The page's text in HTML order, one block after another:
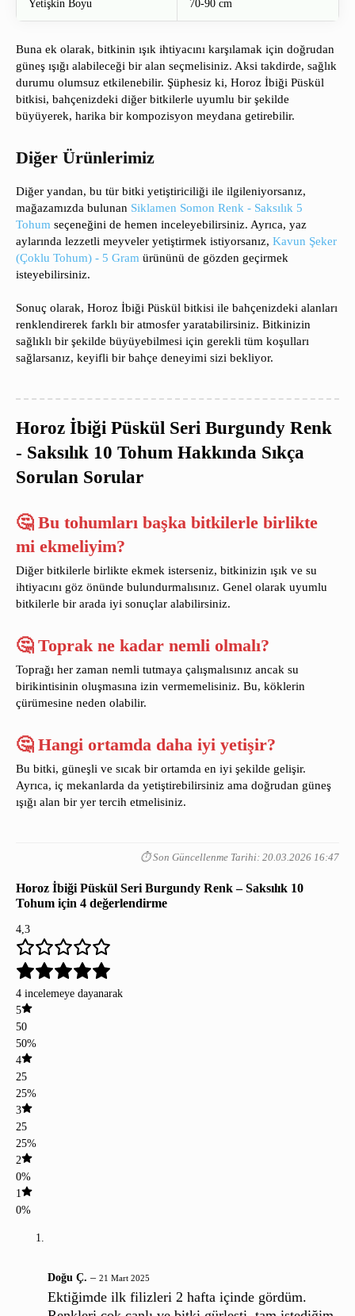
Yetişkin Boyu 70-90 cm
Buna ek olarak, bitkinin ışık ihtiyacını karşılamak için doğrudan
güneş ışığı alabileceği bir alan seçmelisiniz. Aksi takdirde, sağlık
durumu olumsuz etkilenebilir. Şüphesiz ki, Horoz İbiği Püskül
bitkisi, bahçenizdeki diğer bitkilerle uyumlu bir şekilde
büyüyerek, harika bir kompozisyon meydana getirebilir.
Diğer Ürünlerimiz
Diğer yandan, bu tür bitki yetiştiriciliği ile ilgileniyorsanız,
mağazamızda bulunan Siklamen Somon Renk - Saksılık 5
Tohum seçeneğini de hemen inceleyebilirsiniz. Ayrıca, yaz
aylarında lezzetli meyveler yetiştirmek istiyorsanız, Kavun Şeker
(Çoklu Tohum) - 5 Gram ürününü de gözden geçirmek
isteyebilirsiniz.
Sonuç olarak, Horoz İbiği Püskül bitkisi ile bahçenizdeki alanları
renklendirerek farklı bir atmosfer yaratabilirsiniz. Bitkinizin
sağlıklı bir şekilde büyüyebilmesi için gerekli tüm koşulları
sağlarsanız, keyifli bir bahçe deneyimi sizi bekliyor.
Horoz İbiği Püskül Seri Burgundy Renk
- Saksılık 10 Tohum Hakkında Sıkça
Sorulan Sorular
🤔 Bu tohumları başka bitkilerle birlikte
mi ekmeliyim?
Diğer bitkilerle birlikte ekmek isterseniz, bitkinizin ışık ve su
ihtiyacını göz önünde bulundurmalısınız. Genel olarak uyumlu
bitkilerle bir arada iyi sonuçlar alabilirsiniz.
🤔 Toprak ne kadar nemli olmalı?
Toprağı her zaman nemli tutmaya çalışmalısınız ancak su
birikintisinin oluşmasına izin vermemelisiniz. Bu, köklerin
çürümesine neden olabilir.
🤔 Hangi ortamda daha iyi yetişir?
Bu bitki, güneşli ve sıcak bir ortamda en iyi şekilde gelişir.
Ayrıca, iç mekanlarda da yetiştirebilirsiniz ama doğrudan güneş
ışığı alan bir yer tercih etmelisiniz.
⏱️ Son Güncellenme Tarihi: 20.03.2026 16:47
Horoz İbiği Püskül Seri Burgundy Renk – Saksılık 10
Tohum için 4 değerlendirme
4,3
4 incelemeye dayanarak
5
50
50%
4
25
25%
3
25
25%
2
0%
1
0%
Doğu Ç. – 21 Mart 2025
Ektiğimde ilk filizleri 2 hafta içinde gördüm.